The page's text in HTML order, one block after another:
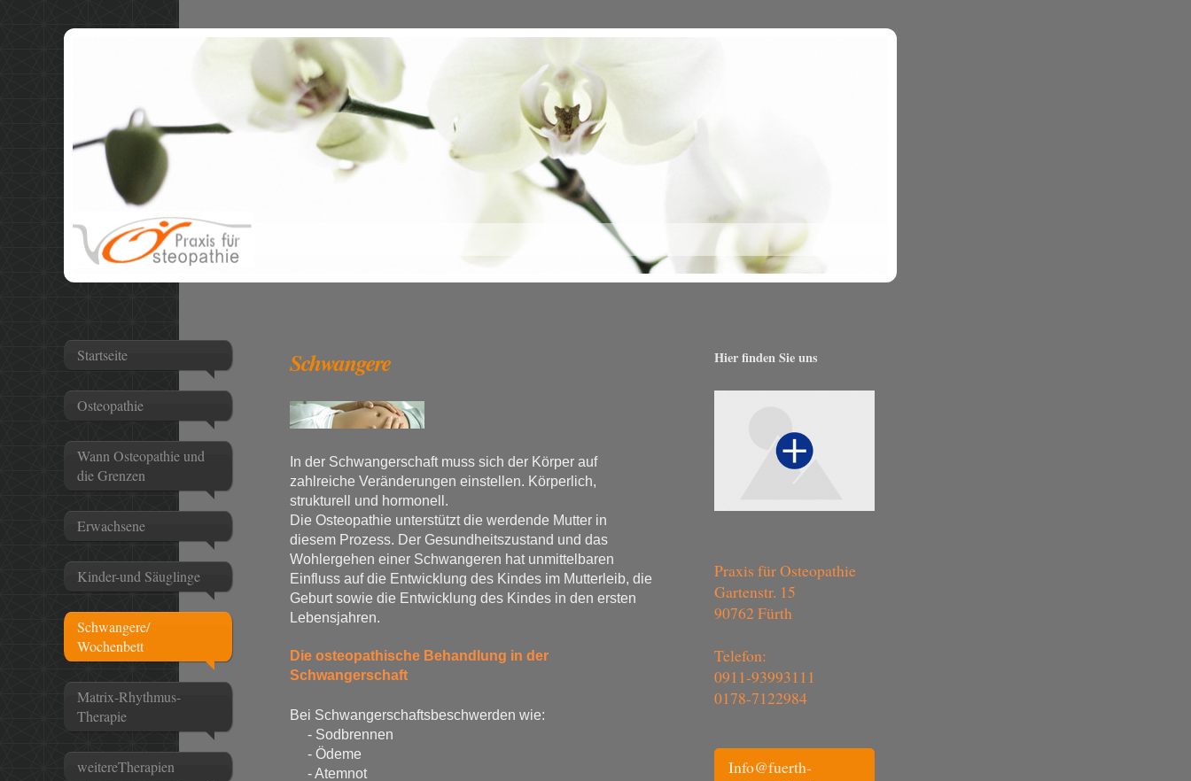
Startseite
Osteopathie
Wann Osteopathie und
die Grenzen
Erwachsene
Kinder-und Säuglinge
Schwangere/
Wochenbett
Matrix-Rhythmus-
Therapie
weitereTherapien
Schwangere
In der Schwangerschaft muss sich der Körper auf
zahlreiche Veränderungen einstellen. Körperlich,
strukturell und hormonell.
Die Osteopathie unterstützt die werdende Mutter in
diesem Prozess. Der Gesundheitszustand und das
Wohlergehen einer Schwangeren hat unmittelbaren
Einfluss auf die Entwicklung des Kindes im Mutterleib, die
Geburt sowie die Entwicklung des Kindes in den ersten
Lebensjahren.
Die osteopathische Behandlung in der
Schwangerschaft
Bei Schwangerschaftsbeschwerden wie:
- Sodbrennen
- Ödeme
- Atemnot
Hier finden Sie uns
Praxis für Osteopathie
Gartenstr. 15
90762 Fürth
Telefon:
0911-93993111
0178-7122984
Info@fuerth-